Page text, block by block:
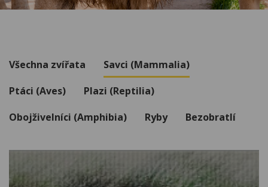
Všechna zvířata
Savci (Mammalia)
Ptáci (Aves)
Plazi (Reptilia)
Obojživelníci (Amphibia)
Ryby Bezobratlí